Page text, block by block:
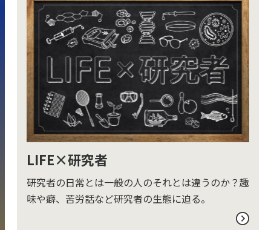
LIFE×研究者
研究者の日常とは一般の人のそれとは違うのか？趣
味や癖、苦労話など研究者の生態に迫る。